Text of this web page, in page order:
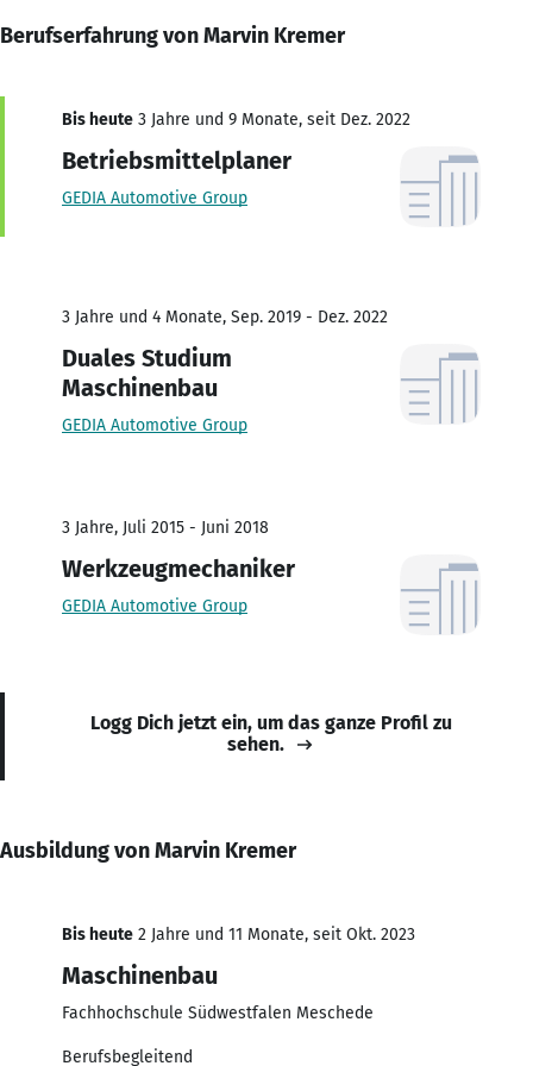
Berufserfahrung von Marvin Kremer
Bis heute 3 Jahre und 9 Monate, seit Dez. 2022
Betriebsmittelplaner
GEDIA Automotive Group
3 Jahre und 4 Monate, Sep. 2019 - Dez. 2022
Duales Studium
Maschinenbau
GEDIA Automotive Group
3 Jahre, Juli 2015 - Juni 2018
Werkzeugmechaniker
GEDIA Automotive Group
Logg Dich jetzt ein, um das ganze Profil zu
sehen.
Ausbildung von Marvin Kremer
Bis heute 2 Jahre und 11 Monate, seit Okt. 2023
Maschinenbau
Fachhochschule Südwestfalen Meschede
Berufsbegleitend